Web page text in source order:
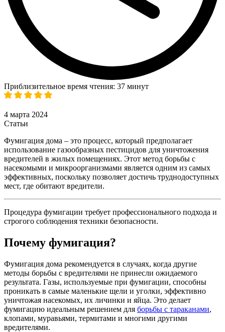
Приблизительное время чтения: 37 минут
4 марта 2024
Статьи
Фумигация дома – это процесс, который предполагает
использование газообразных пестицидов для уничтожения
вредителей в жилых помещениях. Этот метод борьбы с
насекомыми и микроорганизмами является одним из самых
эффективных, поскольку позволяет достичь труднодоступных
мест, где обитают вредители.
Процедура фумигации требует профессионального подхода и
строгого соблюдения техники безопасности.
Почему фумигация?
Фумигация дома рекомендуется в случаях, когда другие
методы борьбы с вредителями не принесли ожидаемого
результата. Газы, используемые при фумигации, способны
проникать в самые маленькие щели и уголки, эффективно
уничтожая насекомых, их личинки и яйца. Это делает
фумигацию идеальным решением для борьбы с тараканами,
клопами, муравьями, термитами и многими другими
вредителями.